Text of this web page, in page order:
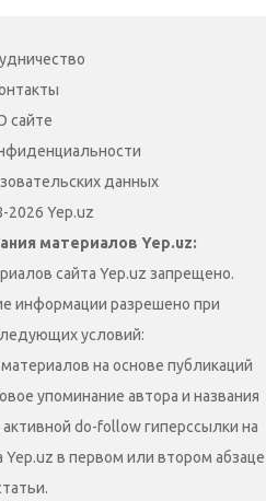
сайте
данных
2026 Yep.uz
материалов Yep.uz:
сайта Yep.uz запрещено.
информации разрешено при
условий:
на основе публикаций
упоминание автора и названия
do-follow гиперссылки на
Yep.uz в первом или втором абзаце